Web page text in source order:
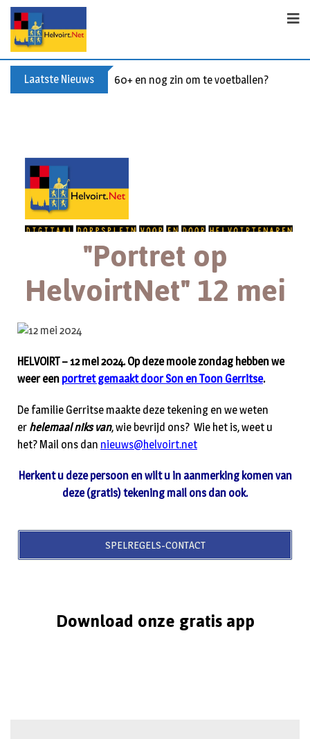
Laatste Nieuws 60+ en nog zin om te voetballen? Kom
"Portret op
HelvoirtNet" 12 mei
HELVOIRT – 12 mei 2024. Op deze mooie zondag hebben we
weer een portret gemaakt door Son en Toon Gerritse.
De familie Gerritse maakte deze tekening en we weten
er helemaal niks van, wie bevrijd ons? Wie het is, weet u
het? Mail ons dan nieuws@helvoirt.net
Herkent u deze persoon en wilt u in aanmerking komen van
deze (gratis) tekening mail ons dan ook.
SPELREGELS-CONTACT
Download onze gratis app